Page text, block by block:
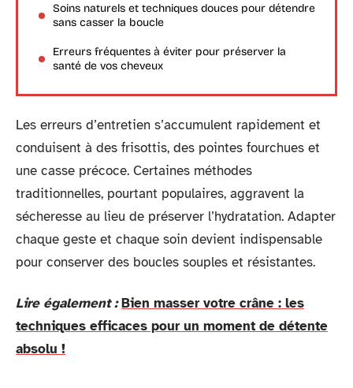
Soins naturels et techniques douces pour détendre
sans casser la boucle
Erreurs fréquentes à éviter pour préserver la
santé de vos cheveux
Les erreurs d’entretien s’accumulent rapidement et
conduisent à des frisottis, des pointes fourchues et
une casse précoce. Certaines méthodes
traditionnelles, pourtant populaires, aggravent la
sécheresse au lieu de préserver l’hydratation. Adapter
chaque geste et chaque soin devient indispensable
pour conserver des boucles souples et résistantes.
Lire également : Bien masser votre crâne : les
techniques efficaces pour un moment de détente
absolu !